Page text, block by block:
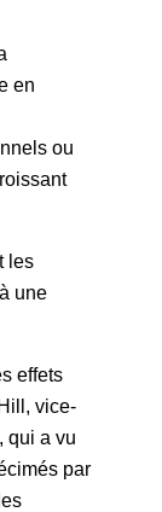
en
ou
les
une
effets
vice-
qui a vu
par